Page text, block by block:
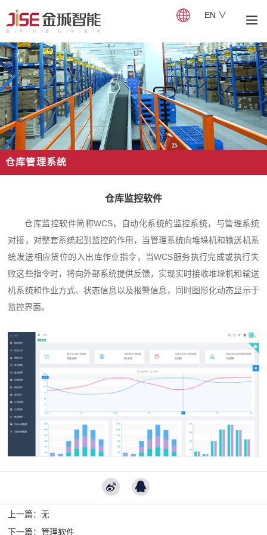
EN ∨
仓库管理系统
仓库监控软件
仓库监控软件简称WCS，自动化系统的监控系统，与管理系统
对接，对整套系统起到监控的作用，当管理系统向堆垛机和输送机系
统发送相应货位的入出库作业指令，当WCS服务执行完成或执行失
败这些指令时，将向外部系统提供反馈，实现实时接收堆垛机和输送
机系统和作业方式、状态信息以及报警信息，同时图形化动态显示于
监控界面。
上一篇：无
下一篇：管理软件